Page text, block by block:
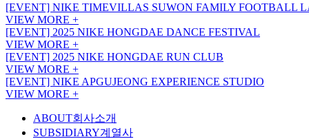
[EVENT] NIKE TIMEVILLAS SUWON FAMILY FOOTBALL
VIEW MORE +
[EVENT] 2025 NIKE HONGDAE DANCE FESTIVAL
VIEW MORE +
[EVENT] 2025 NIKE HONGDAE RUN CLUB
VIEW MORE +
[EVENT] NIKE APGUJEONG EXPERIENCE STUDIO
VIEW MORE +
ABOUT회사소개
SUBSIDIARY계열사